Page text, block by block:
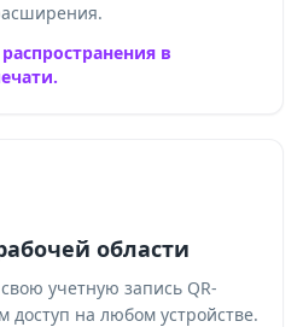
в
области
учетную запись QR-
доступ на любом устройстве.